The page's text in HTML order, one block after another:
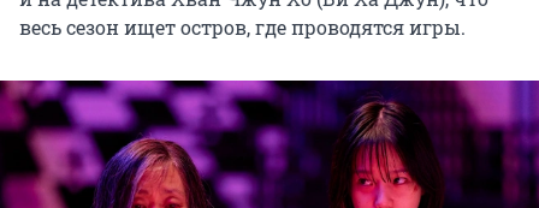
весь сезон ищет остров, где проводятся игры.